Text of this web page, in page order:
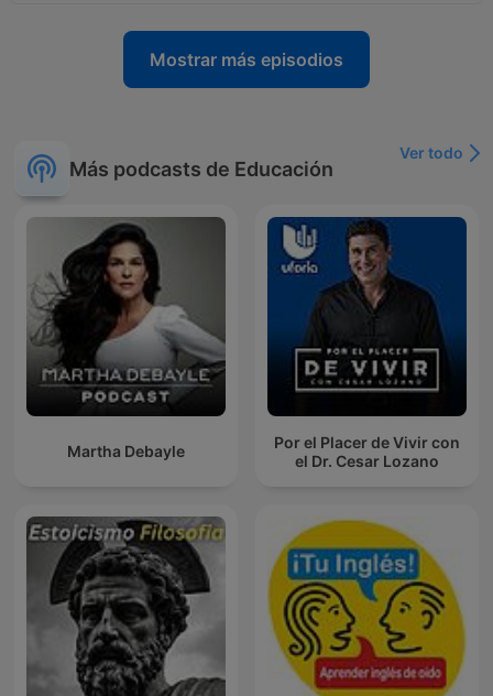
Mostrar más episodios
Más podcasts de Educación
Ver todo
Martha Debayle
Por el Placer de Vivir con
el Dr. Cesar Lozano